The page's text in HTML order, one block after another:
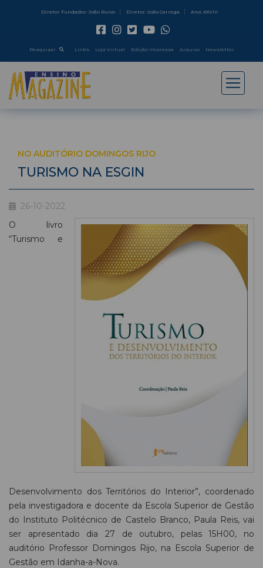
Diretor Fundador: João Ruivo Diretor: João Carrega Ano: XXVIII
Pesquisar Link's Loja Virtual Edição Impressa Arquivo Newsletter
NO AUDITÓRIO DOMINGOS RIJO
TURISMO NA ESGIN
26-10-2022
O livro
“Turismo e
Desenvolvimento dos Territórios do Interior”, coordenado
pela investigadora e docente da Escola Superior de Gestão
do Instituto Politécnico de Castelo Branco, Paula Reis, vai
ser apresentado dia 27 de outubro, pelas 15H00, no
auditório Professor Domingos Rijo, na Escola Superior de
Gestão em Idanha-a-Nova.